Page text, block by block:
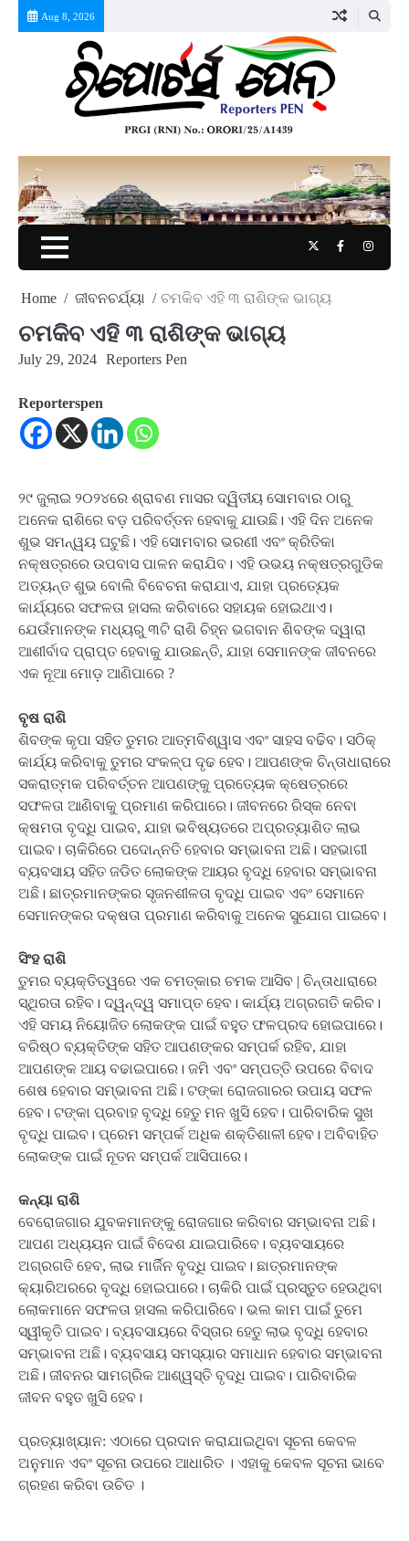
Aug 8, 2026
TwitterFacebook
Home ଜୀବନଚର୍ଯ୍ୟା ଚମକିବ ଏହି ୩ ରାଶିଙ୍କ ଭାଗ୍ୟ
ଚମକିବ ଏହି ୩ ରାଶିଙ୍କ ଭାଗ୍ୟ
July 29, 2024 Reporters Pen
Reporterspen
୨୯ ଜୁଲାଇ ୨୦୨୪ରେ ଶ୍ରାବଣ ମାସର ଦ୍ୱିତୀୟ ସୋମବାର ଠାରୁ
ଅନେକ ରାଶିରେ ବଡ଼ ପରିବର୍ତ୍ତନ ହେବାକୁ ଯାଉଛି। ଏହି ଦିନ ଅନେକ
ଶୁଭ ସମନ୍ୱୟ ଘଟୁଛି। ଏହି ସୋମବାର ଭରଣୀ ଏବଂ କ୍ରିତିକା
ନକ୍ଷତ୍ରରେ ଉପବାସ ପାଳନ କରାଯିବ। ଏହି ଉଭୟ ନକ୍ଷତ୍ରଗୁଡିକ
ଅତ୍ୟନ୍ତ ଶୁଭ ବୋଲି ବିବେଚନା କରାଯାଏ, ଯାହା ପ୍ରତ୍ୟେକ
କାର୍ଯ୍ୟରେ ସଫଳତା ହାସଲ କରିବାରେ ସହାୟକ ହୋଇଥାଏ।
ଯେଉଁମାନଙ୍କ ମଧ୍ୟରୁ ୩ଟି ରାଶି ଚିହ୍ନ ଭଗବାନ ଶିବଙ୍କ ଦ୍ୱାରା
ଆଶୀର୍ବାଦ ପ୍ରାପ୍ତ ହେବାକୁ ଯାଉଛନ୍ତି, ଯାହା ସେମାନଙ୍କ ଜୀବନରେ
ଏକ ନୂଆ ମୋଡ଼ ଆଣିପାରେ ?
ବୃଷ ରାଶି
ଶିବଙ୍କ କୃପା ସହିତ ତୁମର ଆତ୍ମବିଶ୍ୱାସ ଏବଂ ସାହସ ବଢିବ। ସଠିକ୍
କାର୍ଯ୍ୟ କରିବାକୁ ତୁମର ସଂକଳ୍ପ ଦୃଢ ହେବ। ଆପଣଙ୍କ ଚିନ୍ତାଧାରାରେ
ସକରାତ୍ମକ ପରିବର୍ତ୍ତନ ଆପଣଙ୍କୁ ପ୍ରତ୍ୟେକ କ୍ଷେତ୍ରରେ
ସଫଳତା ଆଣିବାକୁ ପ୍ରମାଣ କରିପାରେ। ଜୀବନରେ ରିସ୍କ ନେବା
କ୍ଷମତା ବୃଦ୍ଧି ପାଇବ, ଯାହା ଭବିଷ୍ୟତରେ ଅପ୍ରତ୍ୟାଶିତ ଲାଭ
ପାଇବ। ଚାକିରିରେ ପଦୋନ୍ନତି ହେବାର ସମ୍ଭାବନା ଅଛି। ସହଭାଗୀ
ବ୍ୟବସାୟ ସହିତ ଜଡିତ ଲୋକଙ୍କ ଆୟର ବୃଦ୍ଧି ହେବାର ସମ୍ଭାବନା
ଅଛି। ଛାତ୍ରମାନଙ୍କର ସୃଜନଶୀଳତା ବୃଦ୍ଧି ପାଇବ ଏବଂ ସେମାନେ
ସେମାନଙ୍କର ଦକ୍ଷତା ପ୍ରମାଣ କରିବାକୁ ଅନେକ ସୁଯୋଗ ପାଇବେ।
ସିଂହ ରାଶି
ତୁମର ବ୍ୟକ୍ତିତ୍ୱରେ ଏକ ଚମତ୍କାର ଚମକ ଆସିବ | ଚିନ୍ତାଧାରାରେ
ସ୍ଥିରତା ରହିବ। ଦ୍ୱନ୍ଦ୍ୱ ସମାପ୍ତ ହେବ। କାର୍ଯ୍ୟ ଅଗ୍ରଗତି କରିବ।
ଏହି ସମୟ ନିୟୋଜିତ ଲୋକଙ୍କ ପାଇଁ ବହୁତ ଫଳପ୍ରଦ ହୋଇପାରେ।
ବରିଷ୍ଠ ବ୍ୟକ୍ତିଙ୍କ ସହିତ ଆପଣଙ୍କର ସମ୍ପର୍କ ରହିବ, ଯାହା
ଆପଣଙ୍କ ଆୟ ବଢାଇପାରେ। ଜମି ଏବଂ ସମ୍ପତ୍ତି ଉପରେ ବିବାଦ
ଶେଷ ହେବାର ସମ୍ଭାବନା ଅଛି। ଟଙ୍କା ରୋଜଗାରର ଉପାୟ ସଫଳ
ହେବ। ଟଙ୍କା ପ୍ରବାହ ବୃଦ୍ଧି ହେତୁ ମନ ଖୁସି ହେବ। ପାରିବାରିକ ସୁଖ
ବୃଦ୍ଧି ପାଇବ। ପ୍ରେମ ସମ୍ପର୍କ ଅଧିକ ଶକ୍ତିଶାଳୀ ହେବ। ଅବିବାହିତ
ଲୋକଙ୍କ ପାଇଁ ନୂତନ ସମ୍ପର୍କ ଆସିପାରେ।
କନ୍ୟା ରାଶି
ବେରୋଜଗାର ଯୁବକମାନଙ୍କୁ ରୋଜଗାର କରିବାର ସମ୍ଭାବନା ଅଛି।
ଆପଣ ଅଧ୍ୟୟନ ପାଇଁ ବିଦେଶ ଯାଇପାରିବେ। ବ୍ୟବସାୟରେ
ଅଗ୍ରଗତି ହେବ, ଲାଭ ମାର୍ଜିନ ବୃଦ୍ଧି ପାଇବ। ଛାତ୍ରମାନଙ୍କ
କ୍ୟାରିଅରରେ ବୃଦ୍ଧି ହୋଇପାରେ। ଚାକିରି ପାଇଁ ପ୍ରସ୍ତୁତ ହେଉଥିବା
ଲୋକମାନେ ସଫଳତା ହାସଲ କରିପାରିବେ। ଭଲ କାମ ପାଇଁ ତୁମେ
ସ୍ୱୀକୃତି ପାଇବ। ବ୍ୟବସାୟରେ ବିସ୍ତାର ହେତୁ ଲାଭ ବୃଦ୍ଧି ହେବାର
ସମ୍ଭାବନା ଅଛି। ବ୍ୟବସାୟ ସମସ୍ୟାର ସମାଧାନ ହେବାର ସମ୍ଭାବନା
ଅଛି। ଜୀବନର ସାମଗ୍ରିକ ଆଶ୍ୱସ୍ତି ବୃଦ୍ଧି ପାଇବ। ପାରିବାରିକ
ଜୀବନ ବହୁତ ଖୁସି ହେବ।
ପ୍ରତ୍ୟାଖ୍ୟାନ: ଏଠାରେ ପ୍ରଦାନ କରାଯାଇଥିବା ସୂଚନା କେବଳ
ଅନୁମାନ ଏବଂ ସୂଚନା ଉପରେ ଆଧାରିତ । ଏହାକୁ କେବଳ ସୂଚନା ଭାବେ
ଗ୍ରହଣ କରିବା ଉଚିତ ।